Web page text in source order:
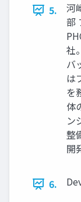
5.
河
部
社
バ
は
を
体
ン
整
開
6.